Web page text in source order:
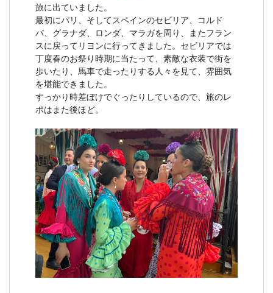
旅に出ていました。
最初にパリ、そしてスペインのセビリア、コルド
バ、グラナダ、ロンダ、マラガを周り、またフラン
スに戻ってリヨンに行ってきました。セビリアでは
丁度春のお祭り時期に当たって、素敵な衣装で街を
歩いたり、馬車で走ったりする人々を見て、雰囲気
を堪能できました。
すっかり時差ぼけでぐったりしているので、旅のレ
ポはまた後ほど。